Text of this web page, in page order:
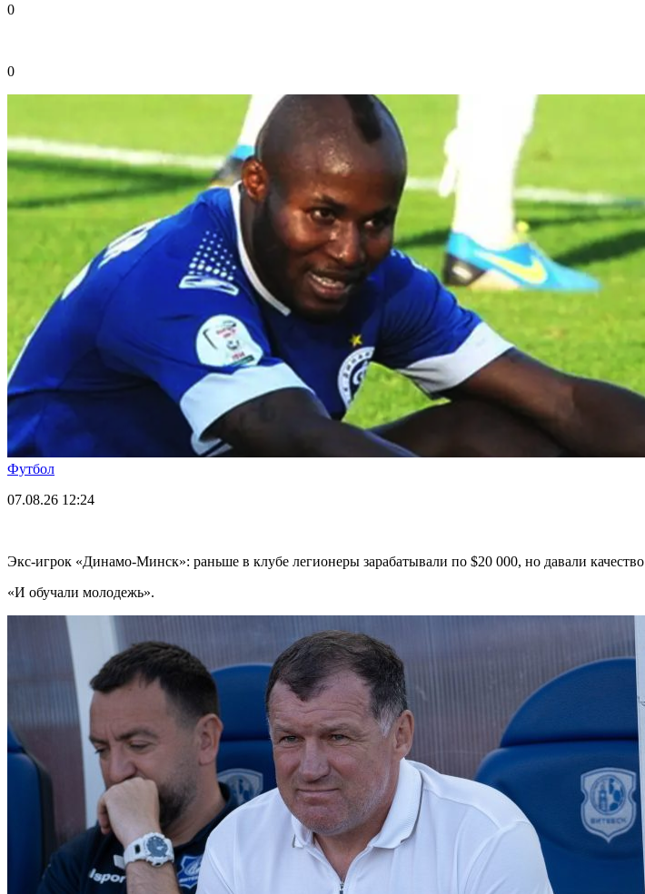
0
0
Футбол
07.08.26 12:24
Экс-игрок «Динамо-Минск»: раньше в клубе легионеры зарабатывали по $20 000, но давали качество
«И обучали молодежь».